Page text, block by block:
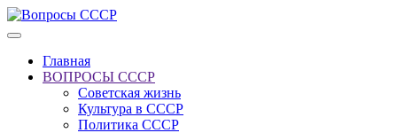
Главная
ВОПРОСЫ СССР
Советская жизнь
Культура в СССР
Политика СССР